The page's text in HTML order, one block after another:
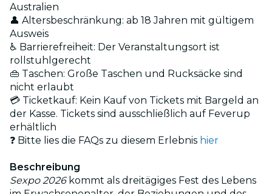
Australien
👤 Altersbeschränkung: ab 18 Jahren mit gültigem
Ausweis
♿ Barrierefreiheit: Der Veranstaltungsort ist
rollstuhlgerecht
👜 Taschen: Große Taschen und Rucksäcke sind
nicht erlaubt
💳 Ticketkauf: Kein Kauf von Tickets mit Bargeld an
der Kasse. Tickets sind ausschließlich auf Feverup
erhältlich
❓ Bitte lies die FAQs zu diesem Erlebnis hier
Beschreibung
Sexpo 2026kommt als dreitägiges Fest des Lebens